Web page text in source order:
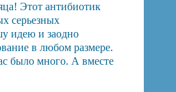
Этот антибиотик
серьезных
идею и заодно
в любом размере.
было много. А вместе